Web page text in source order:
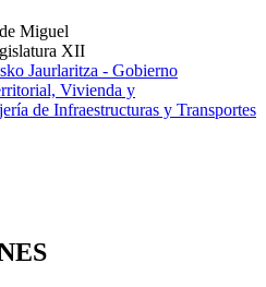
Miguel
XII
Jaurlaritza - Gobierno
Vivienda y
de Infraestructuras y Transportes